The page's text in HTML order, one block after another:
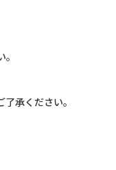
承ください。